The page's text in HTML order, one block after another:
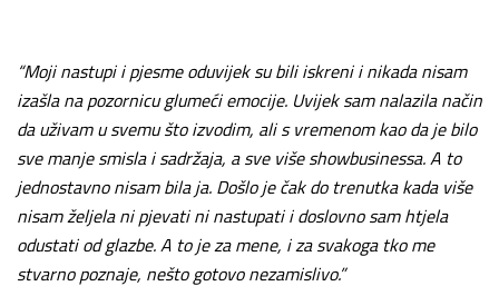
“Moji nastupi i pjesme oduvijek su bili iskreni i nikada nisam
izašla na pozornicu glumeći emocije. Uvijek sam nalazila način
da uživam u svemu što izvodim, ali s vremenom kao da je bilo
sve manje smisla i sadržaja, a sve više showbusinessa. A to
jednostavno nisam bila ja. Došlo je čak do trenutka kada više
nisam željela ni pjevati ni nastupati i doslovno sam htjela
odustati od glazbe. A to je za mene, i za svakoga tko me
stvarno poznaje, nešto gotovo nezamislivo.”